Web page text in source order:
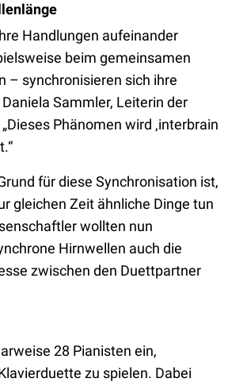
Handlungen aufeinander
beim gemeinsamen
– synchronisieren sich ihre
Sammler, Leiterin der
Phänomen wird ‚interbrain
für diese Synchronisation ist,
gleichen Zeit ähnliche Dinge tun
wollten nun
Hirnwellen auch die
zwischen den Duettpartner
28 Pianisten ein,
zu spielen. Dabei